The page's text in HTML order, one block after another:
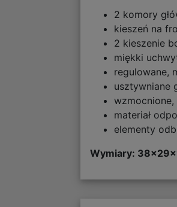
2 komory
kieszeń na
2 kieszenie
miękki
regulowane,
usztywniane
materiał
elementy
Wymiary: 38